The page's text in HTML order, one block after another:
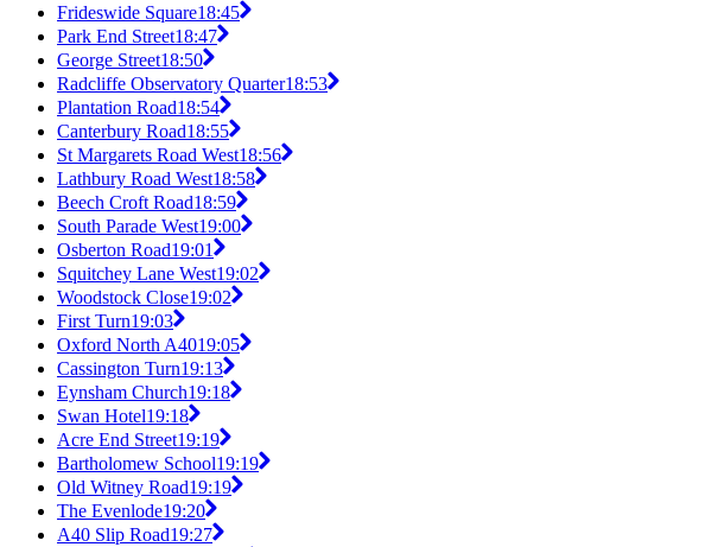
Frideswide Square18:45
Park End Street18:47
George Street18:50
Radcliffe Observatory Quarter18:53
Plantation Road18:54
Canterbury Road18:55
St Margarets Road West18:56
Lathbury Road West18:58
Beech Croft Road18:59
South Parade West19:00
Osberton Road19:01
Squitchey Lane West19:02
Woodstock Close19:02
First Turn19:03
Oxford North A4019:05
Cassington Turn19:13
Eynsham Church19:18
Swan Hotel19:18
Acre End Street19:19
Bartholomew School19:19
Old Witney Road19:19
The Evenlode19:20
A40 Slip Road19:27